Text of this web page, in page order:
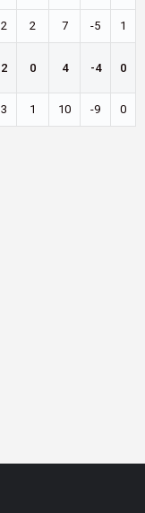
2 2 7 -5 1
2 0 4 -4 0
3 1 10 -9 0